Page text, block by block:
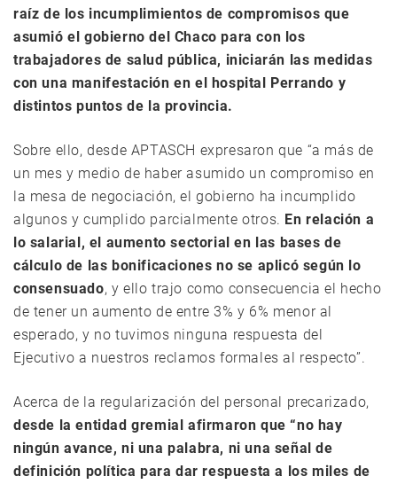
raíz de los incumplimientos de compromisos que
asumió el gobierno del Chaco para con los
trabajadores de salud pública, iniciarán las medidas
con una manifestación en el hospital Perrando y
distintos puntos de la provincia.
Sobre ello, desde APTASCH expresaron que “a más de
un mes y medio de haber asumido un compromiso en
la mesa de negociación, el gobierno ha incumplido
algunos y cumplido parcialmente otros. En relación a
lo salarial, el aumento sectorial en las bases de
cálculo de las bonificaciones no se aplicó según lo
consensuado, y ello trajo como consecuencia el hecho
de tener un aumento de entre 3% y 6% menor al
esperado, y no tuvimos ninguna respuesta del
Ejecutivo a nuestros reclamos formales al respecto”.
Acerca de la regularización del personal precarizado,
desde la entidad gremial afirmaron que “no hay
ningún avance, ni una palabra, ni una señal de
definición política para dar respuesta a los miles de